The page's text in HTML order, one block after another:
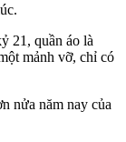
21, quần áo là
mảnh vỡ, chỉ có
nửa năm nay của